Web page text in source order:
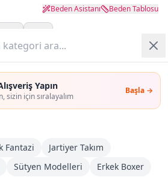
Yapın
sizin için sıralayalım
Başla →
Fantazi
Jartiyer Takım
Sütyen Modelleri Erkek Boxer
Beden Asistanı Beden Tablosu
Sepete Ekle